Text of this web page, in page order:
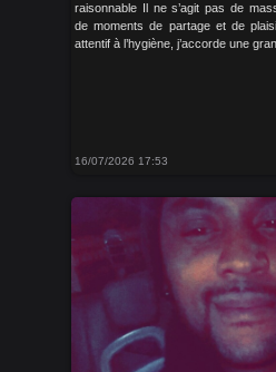
raisonnable Il ne s’agit pas de
de moments de partage et de
attentif à l’hygiène, j’accorde une
16/07/2026 17:53